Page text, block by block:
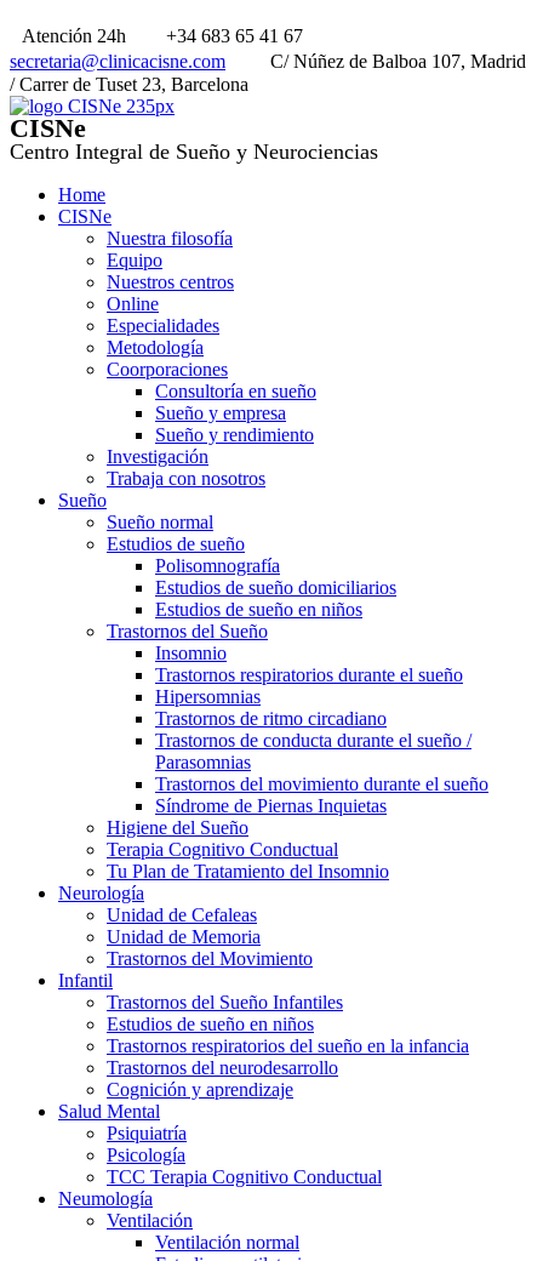
Atención 24h
+34 683 65 41 67
secretaria@clinicacisne.com
C/ Núñez de Balboa 107, Madrid
/ Carrer de Tuset 23, Barcelona
CISNe
Centro Integral de Sueño y Neurociencias
Home
CISNe
Nuestra filosofía
Equipo
Nuestros centros
Online
Especialidades
Metodología
Coorporaciones
Consultoría en sueño
Sueño y empresa
Sueño y rendimiento
Investigación
Trabaja con nosotros
Sueño
Sueño normal
Estudios de sueño
Polisomnografía
Estudios de sueño domiciliarios
Estudios de sueño en niños
Trastornos del Sueño
Insomnio
Trastornos respiratorios durante el sueño
Hipersomnias
Trastornos de ritmo circadiano
Trastornos de conducta durante el sueño /
Parasomnias
Trastornos del movimiento durante el sueño
Síndrome de Piernas Inquietas
Higiene del Sueño
Terapia Cognitivo Conductual
Tu Plan de Tratamiento del Insomnio
Neurología
Unidad de Cefaleas
Unidad de Memoria
Trastornos del Movimiento
Infantil
Trastornos del Sueño Infantiles
Estudios de sueño en niños
Trastornos respiratorios del sueño en la infancia
Trastornos del neurodesarrollo
Cognición y aprendizaje
Salud Mental
Psiquiatría
Psicología
TCC Terapia Cognitivo Conductual
Neumología
Ventilación
Ventilación normal